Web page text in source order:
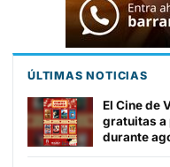
ÚLTIMAS NOTICIAS
El Cine de
gratuitas a
durante